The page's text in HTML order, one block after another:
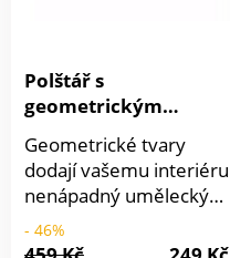
Polštář s
geometrickým
Geometrické tvary
dodají vašemu interiéru
nenápadný umělecký
nádech. Ať už v
obývacím pokoji, ložnici
- 46%